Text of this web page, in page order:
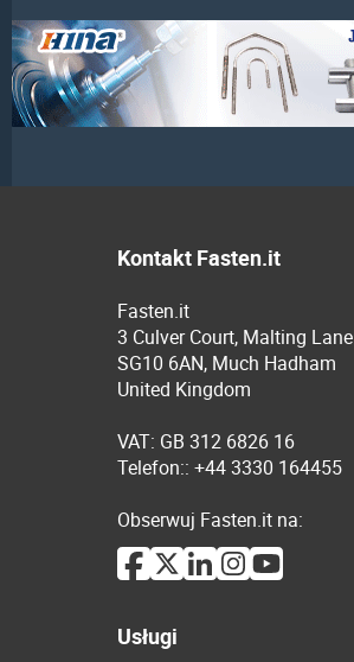
Kontakt Fasten.it
Fasten.it
3 Culver Court, Malting Lane
SG10 6AN, Much Hadham
United Kingdom
VAT: GB 312 6826 16
Telefon:: +44 3330 164455
Obserwuj Fasten.it na:
Usługi